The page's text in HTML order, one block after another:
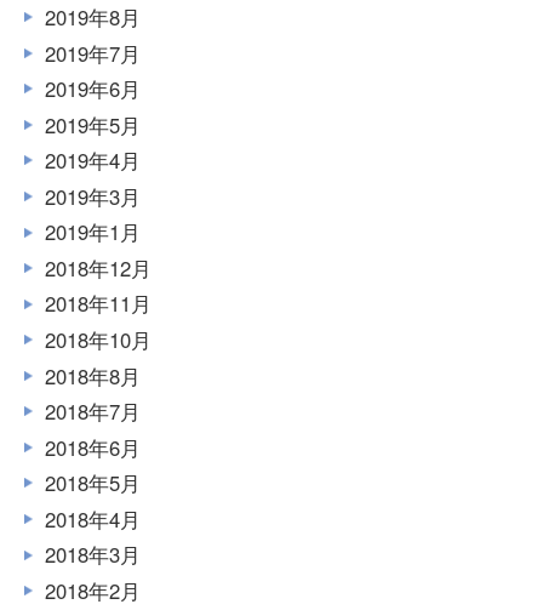
2019年8月
2019年7月
2019年6月
2019年5月
2019年4月
2019年3月
2019年1月
2018年12月
2018年11月
2018年10月
2018年8月
2018年7月
2018年6月
2018年5月
2018年4月
2018年3月
2018年2月